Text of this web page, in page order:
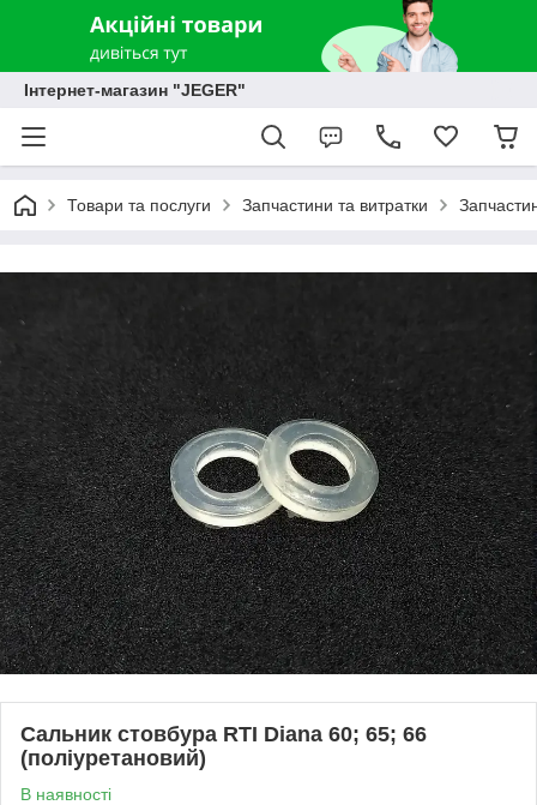
Інтернет-магазин "JEGER"
Товари та послуги Запчастини та витратки
Сальник стовбура RTI Diana 60; 65; 66
(поліуретановий)
В наявності